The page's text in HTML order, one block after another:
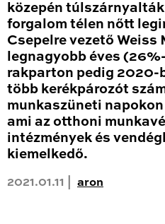
közepén
forgalom télen nőtt
Csepelre vezető Weiss
legnagyobb éves
rakparton pedig 2020-
több kerékpározót
munkaszüneti
ami az otthoni
intézmények és
kiemelkedő.
2021.01.11 | aron